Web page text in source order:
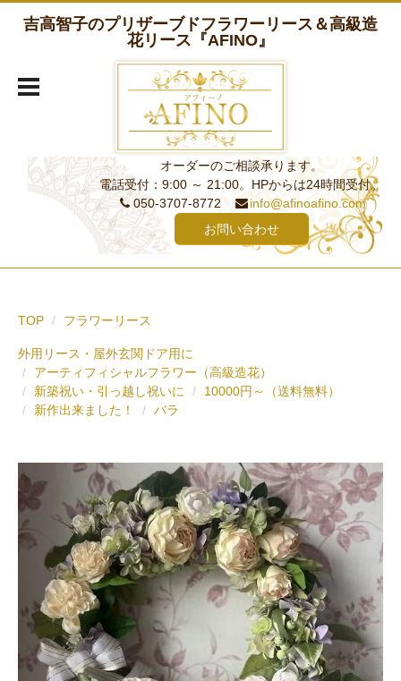
吉高智子のプリザーブドフラワーリース＆高級造
花リース『AFINO』
オーダーのご相談承ります。
電話受付：9:00 ～ 21:00。HPからは24時間受付。
050-3707-8772
info@afinoafino.com
お問い合わせ
TOP フラワーリース
外用リース・屋外玄関ドア用に
アーティフィシャルフラワー（高級造花）
新築祝い・引っ越し祝いに
10000円～（送料無料）
新作出来ました！
バラ